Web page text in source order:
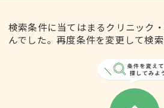
検索条件に当てはまるクリニック
んでした。再度条件を変更して検索